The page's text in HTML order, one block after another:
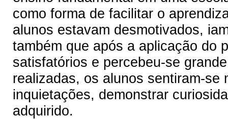
como forma de facilitar o
alunos estavam desmotivados,
também que após a aplicação do
satisfatórios e percebeu-se
realizadas, os alunos sentiram-se
inquietações, demonstrar
adquirido.